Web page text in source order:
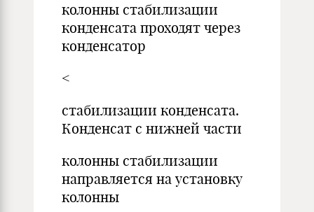
колонны стабилизации
конденсата проходят через
конденсатор
<
стабилизации конденсата.
Конденсат с нижней части
колонны стабилизации
направляется на установку
колонны